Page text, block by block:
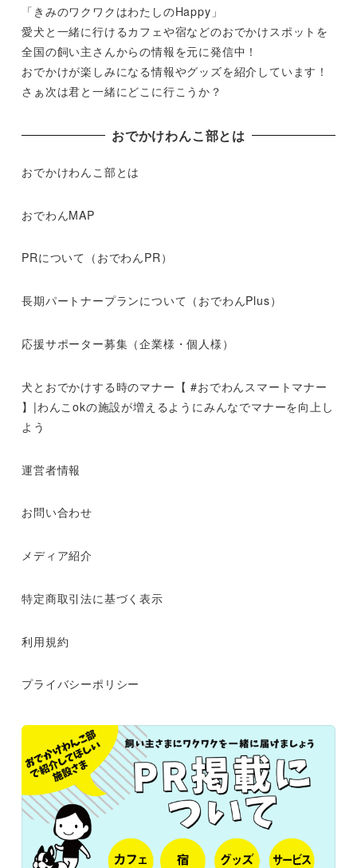
「きみのワクワクはわたしのHappy」
愛犬と一緒に行けるカフェや宿などのおでかけスポットを
全国の飼い主さんからの情報を元に発信中！
おでかけが楽しみになる情報やグッズを紹介しています！
さぁ次は君と一緒にどこに行こうか？
おでかけわんこ部とは
おでかけわんこ部とは
おでわんMAP
PRについて（おでわんPR）
長期パートナープランについて（おでわんPlus）
応援サポーター募集（企業様・個人様）
犬とおでかけする時のマナー【 #おでわんスマートマナー
】|わんこokの施設が増えるようにみんなでマナーを向上し
よう
運営者情報
お問い合わせ
メディア紹介
特定商取引法に基づく表示
利用規約
プライバシーポリシー